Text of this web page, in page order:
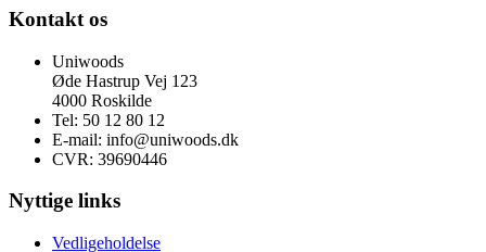
Kontakt os
Uniwoods
Øde Hastrup Vej 123
4000 Roskilde
Tel: 50 12 80 12
E-mail: info@uniwoods.dk
CVR: 39690446
Nyttige links
Vedligeholdelse